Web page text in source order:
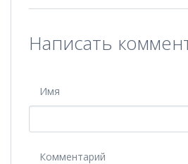
Написать
Имя
Комментарий